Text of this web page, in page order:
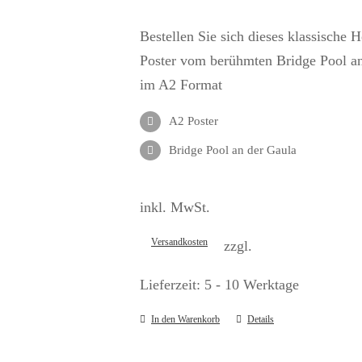
Bestellen Sie sich dieses klassische
Poster vom berühmten Bridge Pool
im A2 Format
A2 Poster
Bridge Pool an der Gaula
inkl. MwSt.
zzgl.
Versandkosten
Lieferzeit: 5 - 10 Werktage
In den Warenkorb Details